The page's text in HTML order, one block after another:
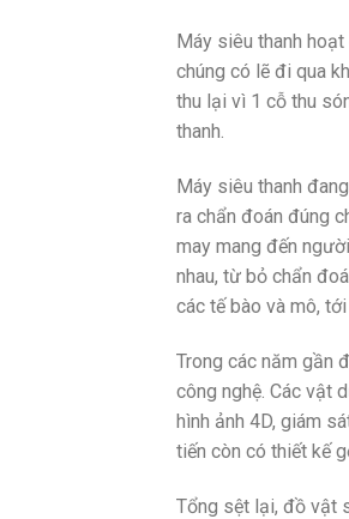
Máy siêu thanh
chúng có lẽ đi qua
thu lại vì 1 cỗ thu
thanh.
Máy siêu thanh
ra chẩn đoán đúng
may mang đến
nhau, từ bỏ chẩn
các tế bào và mô,
Trong các năm gần
công nghệ. Các vật
hình ảnh 4D, giám
tiến còn có thiết kế
Tổng sệt lại, đồ vật